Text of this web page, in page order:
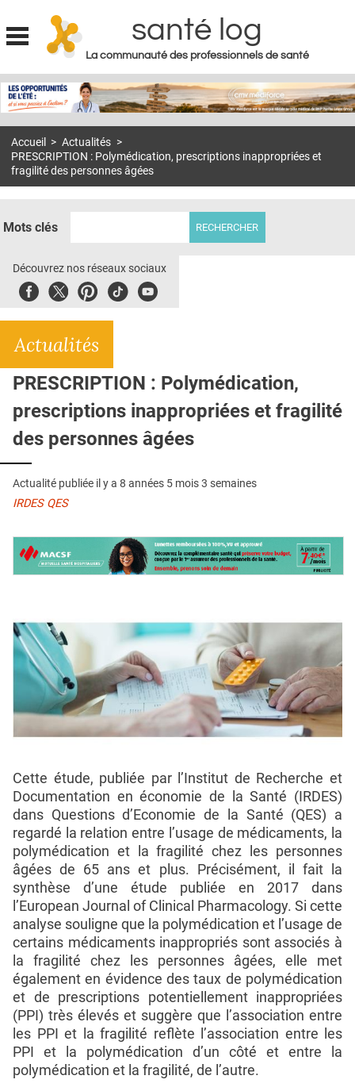
Jump to navigation
santé log
La communauté des professionnels de santé
MON COMPTE
S'ABONNER À LA REVUE SOIN À DOMICILE
ACTUS
E-REVUE SAD
THÉMA
CRÉDITS
Accueil > Actualités >
PRESCRIPTION : Polymédication, prescriptions inappropriées et
fragilité des personnes âgées
Mots clés
Découvrez nos réseaux sociaux
FacebookTwitterPinterest
TiktokYoubute
Actualités
PRESCRIPTION : Polymédication,
prescriptions inappropriées et fragilité
des personnes âgées
Actualité publiée il y a 8 années 5 mois 3 semaines
IRDES QES
Cette étude, publiée par l’Institut de Recherche et
Documentation en économie de la Santé (IRDES)
dans Questions d’Economie de la Santé (QES) a
regardé la relation entre l’usage de médicaments, la
polymédication et la fragilité chez les personnes
âgées de 65 ans et plus. Précisément, il fait la
synthèse d’une étude publiée en 2017 dans
l’European Journal of Clinical Pharmacology. Si cette
analyse souligne que la polymédication et l’usage de
certains médicaments inappropriés sont associés à
la fragilité chez les personnes âgées, elle met
également en évidence des taux de polymédication
et de prescriptions potentiellement inappropriées
(PPI) très élevés et suggère que l’association entre
les PPI et la fragilité reflète l’association entre les
PPI et la polymédication d’un côté et entre la
polymédication et la fragilité, de l’autre.